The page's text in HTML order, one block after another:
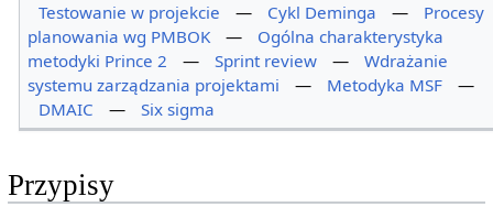
Testowanie w projekcie
— Cykl Deminga —
Procesy
planowania wg PMBOK
—
Ogólna charakterystyka
metodyki Prince 2
— Sprint review —
Wdrażanie
systemu zarządzania projektami
— Metodyka MSF
—
DMAIC
— Six sigma
Przypisy